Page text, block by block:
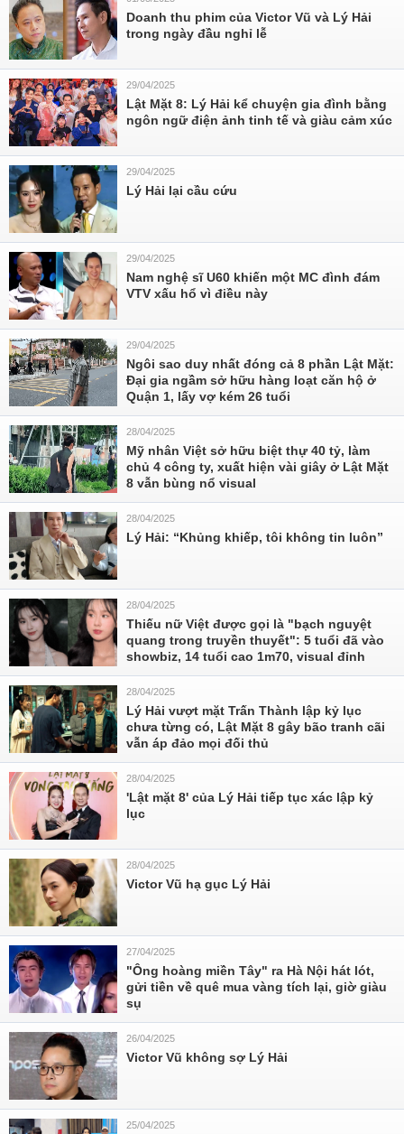
Doanh thu phim của Victor Vũ và Lý Hải
trong ngày đầu nghỉ lễ
29/04/2025
Lật Mặt 8: Lý Hải kể chuyện gia đình bằng
ngôn ngữ điện ảnh tinh tế và giàu cảm xúc
29/04/2025
Lý Hải lại cầu cứu
29/04/2025
Nam nghệ sĩ U60 khiến một MC đình đám
VTV xấu hổ vì điều này
29/04/2025
Ngôi sao duy nhất đóng cả 8 phần Lật Mặt:
Đại gia ngầm sở hữu hàng loạt căn hộ ở
Quận 1, lấy vợ kém 26 tuổi
28/04/2025
Mỹ nhân Việt sở hữu biệt thự 40 tỷ, làm
chủ 4 công ty, xuất hiện vài giây ở Lật Mặt
8 vẫn bùng nổ visual
28/04/2025
Lý Hải: “Khủng khiếp, tôi không tin luôn”
28/04/2025
Thiếu nữ Việt được gọi là "bạch nguyệt
quang trong truyền thuyết": 5 tuổi đã vào
showbiz, 14 tuổi cao 1m70, visual đỉnh
28/04/2025
Lý Hải vượt mặt Trấn Thành lập kỷ lục
chưa từng có, Lật Mặt 8 gây bão tranh cãi
vẫn áp đảo mọi đối thủ
28/04/2025
'Lật mặt 8' của Lý Hải tiếp tục xác lập kỷ
lục
28/04/2025
Victor Vũ hạ gục Lý Hải
27/04/2025
"Ông hoàng miền Tây" ra Hà Nội hát lót,
gửi tiền về quê mua vàng tích lại, giờ giàu
sụ
26/04/2025
Victor Vũ không sợ Lý Hải
25/04/2025